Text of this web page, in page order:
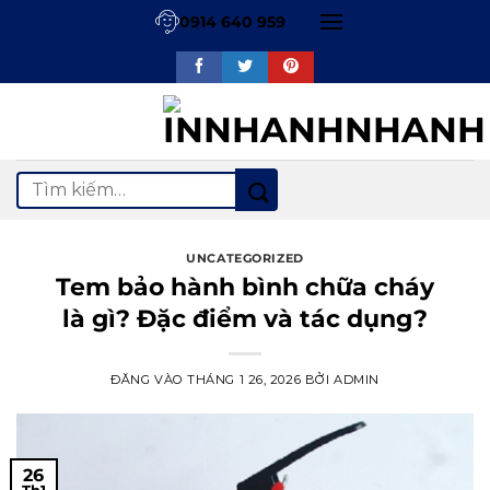
0914 640 959
Tìm
kiếm:
UNCATEGORIZED
Tem bảo hành bình chữa cháy
là gì? Đặc điểm và tác dụng?
ĐĂNG VÀOTHÁNG 1 26, 2026 BỞI ADMIN
26